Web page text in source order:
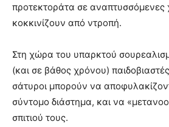
προτεκτοράτα σε
κοκκινίζουν από ντροπή.
Στη χώρα του υπαρκτού
(και σε βάθος χρόνου)
σάτυροι μπορούν να
σύντομο διάστημα, και να
σπιτιού τους.